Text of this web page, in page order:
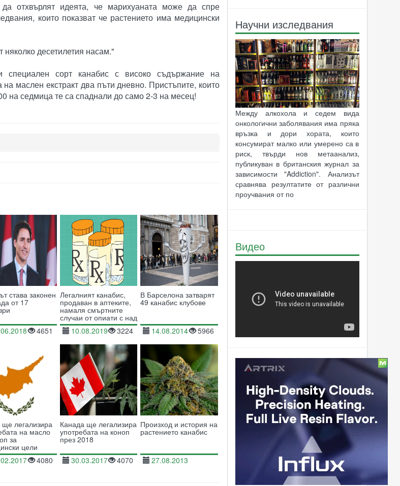
отхвърлят идеята, че марихуаната може да спре
които показват че растението има медицински
десетилетия насам."
специален сорт канабис с високо съдържание на
маслен екстракт два пъти дневно. Пристъпите, които
на седмица те са спаднали до само 2-3 на месец!
става законен
от 17
4651
Легалният канабис,
продаван в аптеките,
намаля смъртните
случаи от опиати с над
21%
10.08.2019 3224
В Барселона затварят
49 канабис клубове
14.08.2014 5966
легализира
на масло
за
цели
4080
Канада ще легализира
употребата на коноп
през 2018
30.03.2017 4070
Произход и история на
растението канабис
27.08.2013
Научни изследвания
Между алкохола и седем вида
онкологични заболявания има пряка
връзка и дори хората, които
консумират малко или умерено са в
риск, твърди нов метаанализ,
публикуван в британския журнал за
зависимости "Addiction". Анализът
сравнява резултатите от различни
проучвания от по
Видео
Статии
Медицински коноп за
справяне с мигрена
Световни футболни
шампиони инвестират в
бизнеса с канабис в
Щатът Вашингтон
предлага канабис срещу
ваксина